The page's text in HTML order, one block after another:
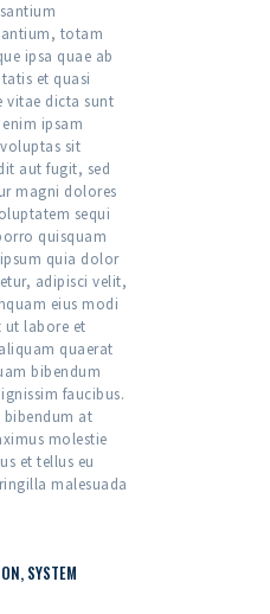
totam
ipsa quae ab
et quasi
vitae dicta sunt
ipsam
sit
aut fugit, sed
magni dolores
sequi
quisquam
quia dolor
adipisci velit,
eius modi
labore et
quaerat
bibendum
faucibus.
bibendum at
molestie
et tellus eu
malesuada
, SYSTEM